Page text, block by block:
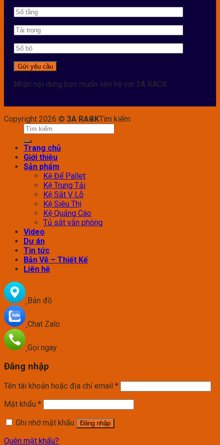
Nhận nội dung bạn muốn liên hệ với 3A RACK
Copyright 2026 © 3A RACKTìm kiếm:
Trang chủ
Giới thiệu
Sản phẩm
Kệ Để Pallet
Kệ Trung Tải
Kệ Sắt V Lỗ
Kệ Siêu Thị
Kệ Quảng Cáo
Tủ sắt văn phòng
Video
Dự án
Tin tức
Bản Vẽ – Thiết Kế
Liên hệ
Bản đồ
Chat Zalo
Gọi ngay
Đăng nhập
Tên tài khoản hoặc địa chỉ email *
Mật khẩu *
Ghi nhớ mật khẩu
Đăng nhập
Quên mật khẩu?